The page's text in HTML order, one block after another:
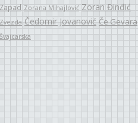
Zapad Zorana Mihajlović Zoran Đinđić
Zvezda Čedomir Jovanović Če Gevara
Švajcarska